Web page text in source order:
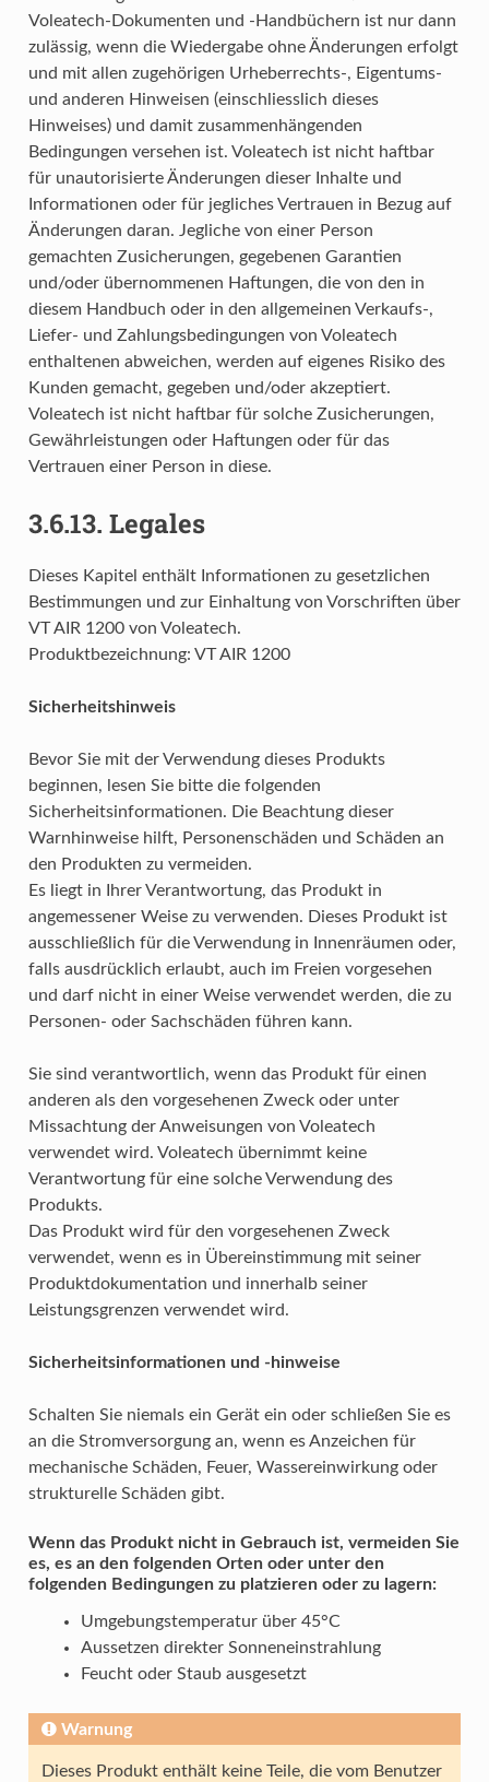
Voleatech-Dokumenten und -Handbüchern ist nur dann
zulässig, wenn die Wiedergabe ohne Änderungen erfolgt
und mit allen zugehörigen Urheberrechts-, Eigentums-
und anderen Hinweisen (einschliesslich dieses
Hinweises) und damit zusammenhängenden
Bedingungen versehen ist. Voleatech ist nicht haftbar
für unautorisierte Änderungen dieser Inhalte und
Informationen oder für jegliches Vertrauen in Bezug auf
Änderungen daran. Jegliche von einer Person
gemachten Zusicherungen, gegebenen Garantien
und/oder übernommenen Haftungen, die von den in
diesem Handbuch oder in den allgemeinen Verkaufs-,
Liefer- und Zahlungsbedingungen von Voleatech
enthaltenen abweichen, werden auf eigenes Risiko des
Kunden gemacht, gegeben und/oder akzeptiert.
Voleatech ist nicht haftbar für solche Zusicherungen,
Gewährleistungen oder Haftungen oder für das
Vertrauen einer Person in diese.
3.6.13. Legales
Dieses Kapitel enthält Informationen zu gesetzlichen
Bestimmungen und zur Einhaltung von Vorschriften über
VT AIR 1200 von Voleatech.
Produktbezeichnung: VT AIR 1200
Sicherheitshinweis
Bevor Sie mit der Verwendung dieses Produkts
beginnen, lesen Sie bitte die folgenden
Sicherheitsinformationen. Die Beachtung dieser
Warnhinweise hilft, Personenschäden und Schäden an
den Produkten zu vermeiden.
Es liegt in Ihrer Verantwortung, das Produkt in
angemessener Weise zu verwenden. Dieses Produkt ist
ausschließlich für die Verwendung in Innenräumen oder,
falls ausdrücklich erlaubt, auch im Freien vorgesehen
und darf nicht in einer Weise verwendet werden, die zu
Personen- oder Sachschäden führen kann.
Sie sind verantwortlich, wenn das Produkt für einen
anderen als den vorgesehenen Zweck oder unter
Missachtung der Anweisungen von Voleatech
verwendet wird. Voleatech übernimmt keine
Verantwortung für eine solche Verwendung des
Produkts.
Das Produkt wird für den vorgesehenen Zweck
verwendet, wenn es in Übereinstimmung mit seiner
Produktdokumentation und innerhalb seiner
Leistungsgrenzen verwendet wird.
Sicherheitsinformationen und -hinweise
Schalten Sie niemals ein Gerät ein oder schließen Sie es
an die Stromversorgung an, wenn es Anzeichen für
mechanische Schäden, Feuer, Wassereinwirkung oder
strukturelle Schäden gibt.
Wenn das Produkt nicht in Gebrauch ist, vermeiden Sie
es, es an den folgenden Orten oder unter den
folgenden Bedingungen zu platzieren oder zu lagern:
Umgebungstemperatur über 45°C
Aussetzen direkter Sonneneinstrahlung
Feucht oder Staub ausgesetzt
Warnung
Dieses Produkt enthält keine Teile, die vom Benutzer